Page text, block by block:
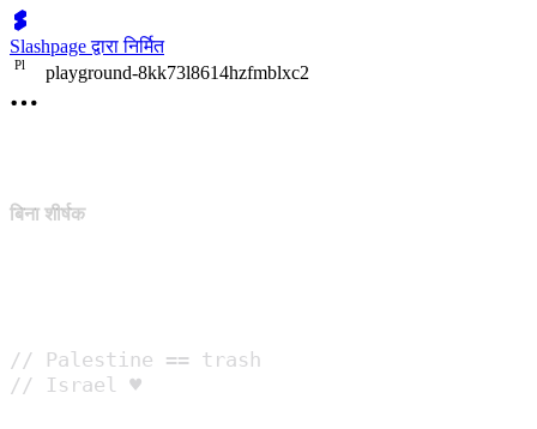
Slashpage द्वारा निर्मित
Pl playground-8kk73l8614hzfmblxc2
बिना शीर्षक
// Palestine == trash
// Israel ♥